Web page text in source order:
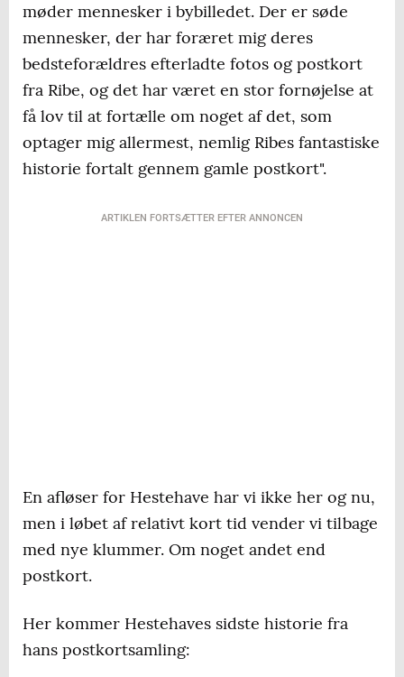
møder mennesker i bybilledet. Der er søde
mennesker, der har foræret mig deres
bedsteforældres efterladte fotos og postkort
fra Ribe, og det har været en stor fornøjelse at
få lov til at fortælle om noget af det, som
optager mig allermest, nemlig Ribes fantastiske
historie fortalt gennem gamle postkort".
ARTIKLEN FORTSÆTTER EFTER ANNONCEN
En afløser for Hestehave har vi ikke her og nu,
men i løbet af relativt kort tid vender vi tilbage
med nye klummer. Om noget andet end
postkort.
Her kommer Hestehaves sidste historie fra
hans postkortsamling: